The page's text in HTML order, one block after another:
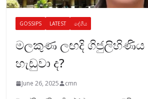
GOSSIPS LATEST දේශීය
මලකුණ ලඟදි ගිජුලිහිණිය
හැඬුවා ද?
June 26, 2025 cmn